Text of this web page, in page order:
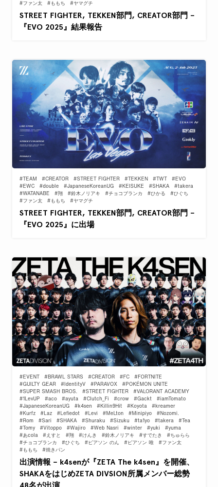
#ファン太
#ももち #ヤマグチ
STREET FIGHTER, TEKKEN部門, CREATOR部門 –
『EVO 2025』結果報告
#TEAM #CREATOR #STREET FIGHTER #TEKKEN #TWT
#EVO
#EWC
#double #JapaneseKoreanUG #KEISUKE #SHAKA
#takera
#WATANABE
#翔 #鈴木ノリアキ #チョコブランカ #ひかる
#ひぐち
#ファン太
#ももち #ヤマグチ
STREET FIGHTER, TEKKEN部門, CREATOR部門 –
『EVO 2025』に出場
#EVENT #BRAWL STARS #CREATOR #FC
#FORTNITE
#GUILTY GEAR
#IdentityV #PARAVOX
#POKÉMON UNITE
#SUPER SMASH BROS.
#STREET FIGHTER
#VALORANT ACADEMY
#1LevUP
#aco #ayuta #Clutch_Fi #crow #Gackt
#iamTomato
#JapaneseKoreanUG
#k4sen #Killin9Hit #Koyota
#kreamer
#Kurfz
#Laz #Lefiedot #Levi #MeLton #Minipiyo
#Nozomi.
#Rom
#Sari #SHAKA #Shuraku #Sizuku #ta1yo #takera
#Tea
#Tomy
#Vitoppo #Wajiro #Web Nasri #winter #yuki
#yuma
#あcola
#えすと #翔 #けんき #鈴木ノリアキ #すでたき
#ちゅらら
#チョコブランカ
#ひぐち #ピアソン のん #ピアソン 唯
#ファン太
#ももち
#焼きパン
出演情報 – k4senが『ZETA The k4sen』を開催、
SHAKAをはじめZETA DIVSION所属メンバー総勢